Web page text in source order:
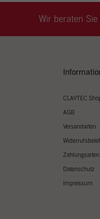
Wir beraten Sie
CLAYTEC
AGB
Versandarten
Zahlungsarten
Datenschutz
Impressum